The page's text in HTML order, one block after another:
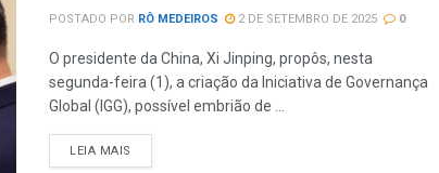
POSTADO POR RÔ MEDEIROS 2 DE SETEMBRO DE 2025 0
O presidente da China, Xi Jinping, propôs, nesta
segunda-feira (1), a criação da Iniciativa de Governança
Global (IGG), possível embrião de ...
LEIA MAIS